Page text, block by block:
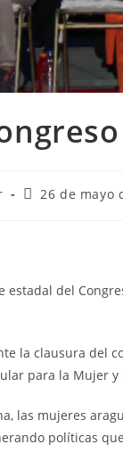
26 de mayo
estadal del
la clausura del
para la Mujer y
las mujeres
políticas